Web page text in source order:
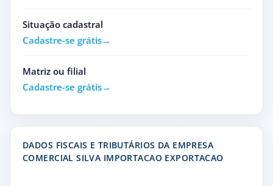
Situação cadastral
Cadastre-se grátis
Matriz ou filial
Cadastre-se grátis
DADOS FISCAIS E TRIBUTÁRIOS DA EMPRESA
COMERCIAL SILVA IMPORTACAO EXPORTACAO